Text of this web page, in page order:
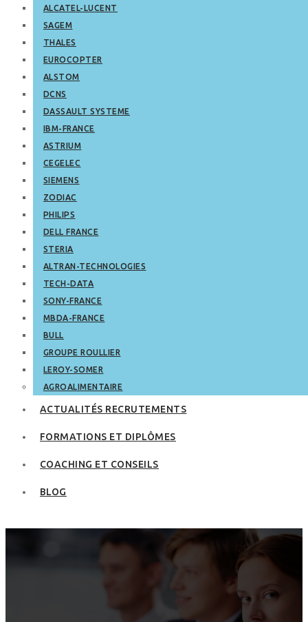
ALCATEL-LUCENT
SAGEM
THALES
EUROCOPTER
ALSTOM
DCNS
DASSAULT SYSTEME
IBM-FRANCE
ASTRIUM
CEGELEC
SIEMENS
ZODIAC
PHILIPS
DELL FRANCE
STERIA
ALTRAN-TECHNOLOGIES
TECH-DATA
SONY-FRANCE
MBDA-FRANCE
BULL
GROUPE ROULLIER
LEROY-SOMER
AGROALIMENTAIRE
ACTUALITÉS RECRUTEMENTS
FORMATIONS ET DIPLÔMES
COACHING ET CONSEILS
BLOG